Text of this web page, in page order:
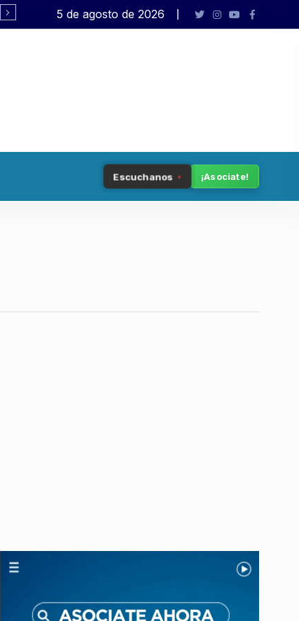
Modificación Ley de Tierras: «Los
5 de agosto de 2026
Escuchanos ¡Asociate!